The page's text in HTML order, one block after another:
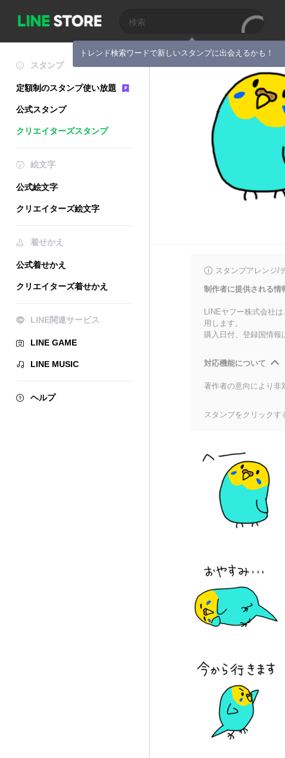
トレンド検索ワードで新しいスタンプに出会えるかも！
スタンプ
定額制のスタンプ使い放題
公式スタンプ
クリエイターズスタンプ
絵文字
公式絵文字
クリエイターズ絵文字
着せかえ
公式着せかえ
クリエイターズ着せかえ
LINE関連サービス
LINE GAME
LINE MUSIC
ヘルプ
スタンプアレンジ/
制作者に提供される情
LINEヤフー株式会社
用します。
購入日付、登録国情報
対応機能について
著作者の意向により非
スタンプをクリックす